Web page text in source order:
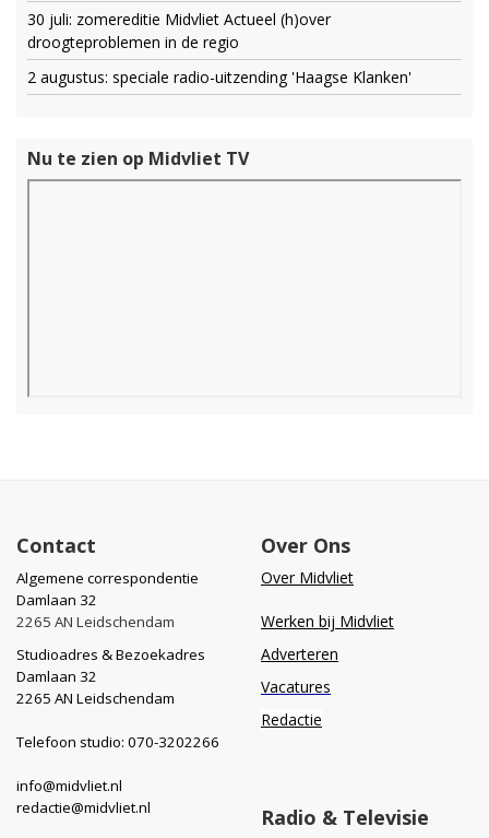
30 juli: zomereditie Midvliet Actueel (h)over
droogteproblemen in de regio
2 augustus: speciale radio-uitzending 'Haagse Klanken'
Nu te zien op Midvliet TV
Contact
Algemene correspondentie
Damlaan 32
2265 AN Leidschendam
Studioadres & Bezoekadres
Damlaan 32
2265 AN Leidschendam
Telefoon studio: 070-3202266
info@midvliet.nl
redactie@midvliet.nl
Over Ons
Over Midvliet
Werken bij Midvliet
Adverteren
Vacatures
Redactie
Radio & Televisie